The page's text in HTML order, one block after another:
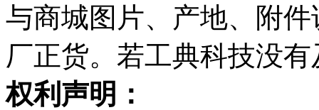
与商城图片、产地、附
厂正货。若工典科技没
权利声明：